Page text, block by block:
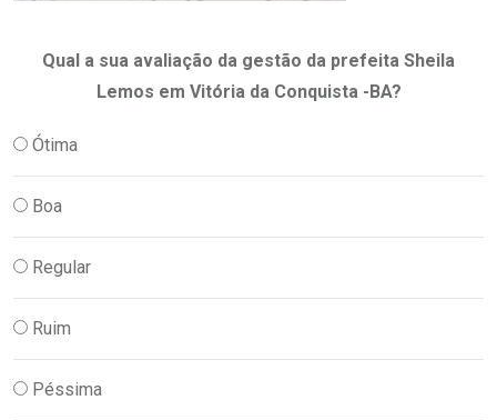
Qual a sua avaliação da gestão da prefeita Sheila
Lemos em Vitória da Conquista -BA?
Ótima
Boa
Regular
Ruim
Péssima